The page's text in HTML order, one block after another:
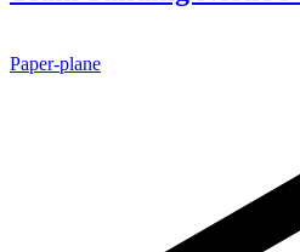
Paper-plane